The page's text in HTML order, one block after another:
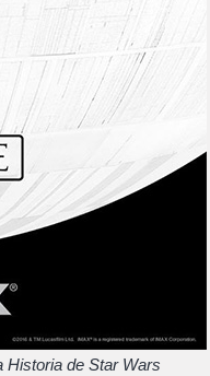
Historia de Star Wars